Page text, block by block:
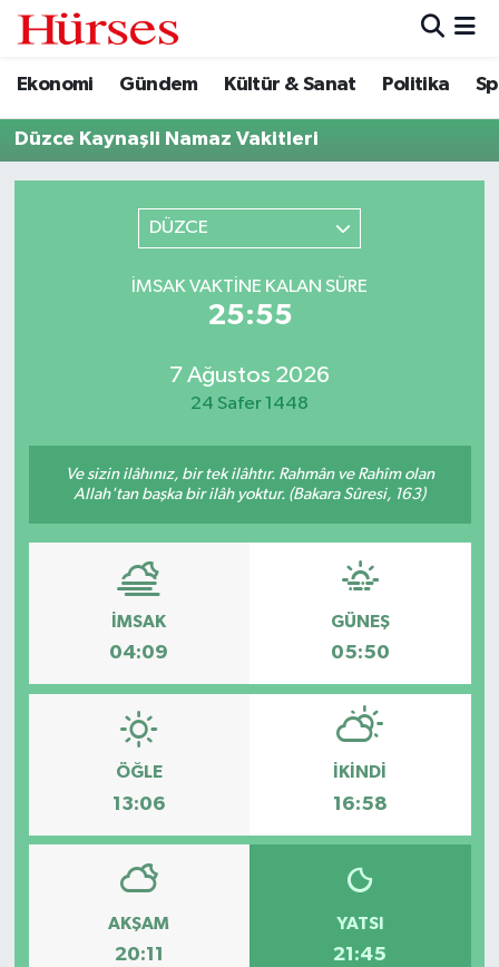
Ekonomi Gündem Kültür & Sanat Politika
Düzce Kaynaşli Namaz Vakitleri
DÜZCE
İMSAK VAKTINE KALAN SÜRE
25:55
7 Ağustos 2026
24 Safer 1448
Ve sizin ilâhınız, bir tek ilâhtır. Rahmân ve Rahîm olan
Allah'tan başka bir ilâh yoktur. (Bakara Sûresi, 163)
İMSAK
04:09
GÜNEŞ
05:50
ÖĞLE
13:06
İKINDI
16:58
AKŞAM
20:11
YATSI
21:45
Ekonomi
Gündem
Hava Durumu
Trafik Durumu
Tüm Manşetler
Son Dakika Haberleri